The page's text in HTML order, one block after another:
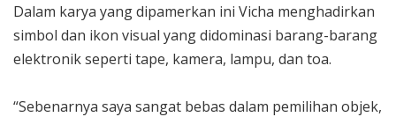
Dalam karya yang dipamerkan ini Vicha menghadirkan
simbol dan ikon visual yang didominasi barang-barang
elektronik seperti tape, kamera, lampu, dan toa.
“Sebenarnya saya sangat bebas dalam pemilihan objek,